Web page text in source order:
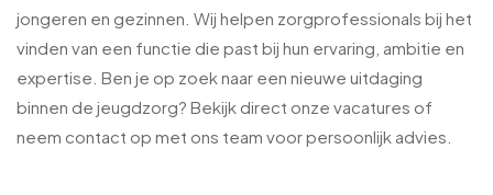
jongeren en gezinnen. Wij helpen zorgprofessionals bij het
vinden van een functie die past bij hun ervaring, ambitie en
expertise. Ben je op zoek naar een nieuwe uitdaging
binnen de jeugdzorg? Bekijk direct onze vacatures of
neem contact op met ons team voor persoonlijk advies.